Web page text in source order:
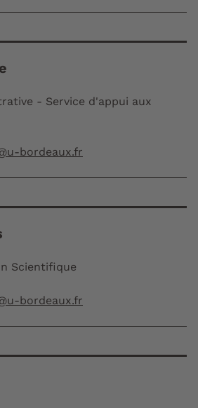
- Service d'appui aux
bordeaux.fr
Scientifique
bordeaux.fr